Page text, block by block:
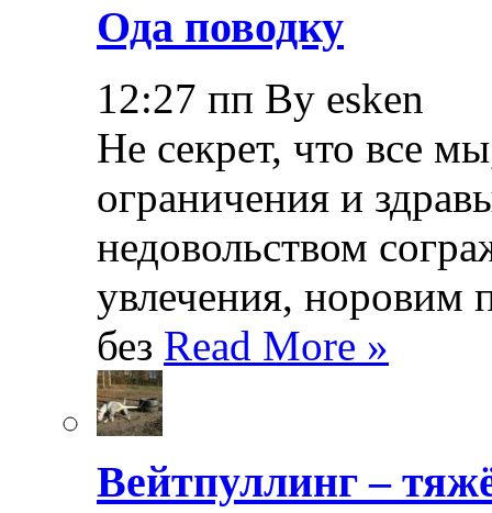
Ода поводку
12:27 пп By esken
Не секрет, что все
ограничения и
недовольством
увлечения, норовим
без Read More »
Вейтпуллинг –